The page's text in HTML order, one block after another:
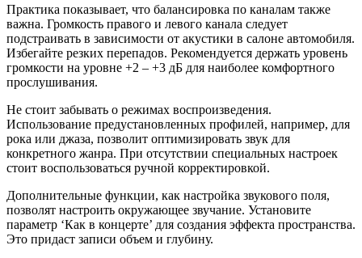
Практика показывает, что балансировка по каналам также
важна. Громкость правого и левого канала следует
подстраивать в зависимости от акустики в салоне автомобиля.
Избегайте резких перепадов. Рекомендуется держать уровень
громкости на уровне +2 – +3 дБ для наиболее комфортного
прослушивания.
Не стоит забывать о режимах воспроизведения.
Использование предустановленных профилей, например, для
рока или джаза, позволит оптимизировать звук для
конкретного жанра. При отсутствии специальных настроек
стоит воспользоваться ручной корректировкой.
Дополнительные функции, как настройка звукового поля,
позволят настроить окружающее звучание. Установите
параметр ‘Как в концерте’ для создания эффекта пространства.
Это придаст записи объем и глубину.